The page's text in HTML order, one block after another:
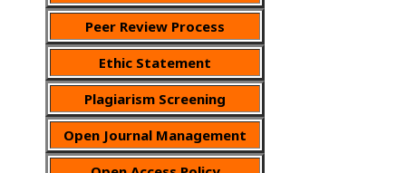
Peer Review Process
Ethic Statement
Plagiarism Screening
Open Journal Management